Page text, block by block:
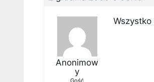
Anonimow
y
Gość